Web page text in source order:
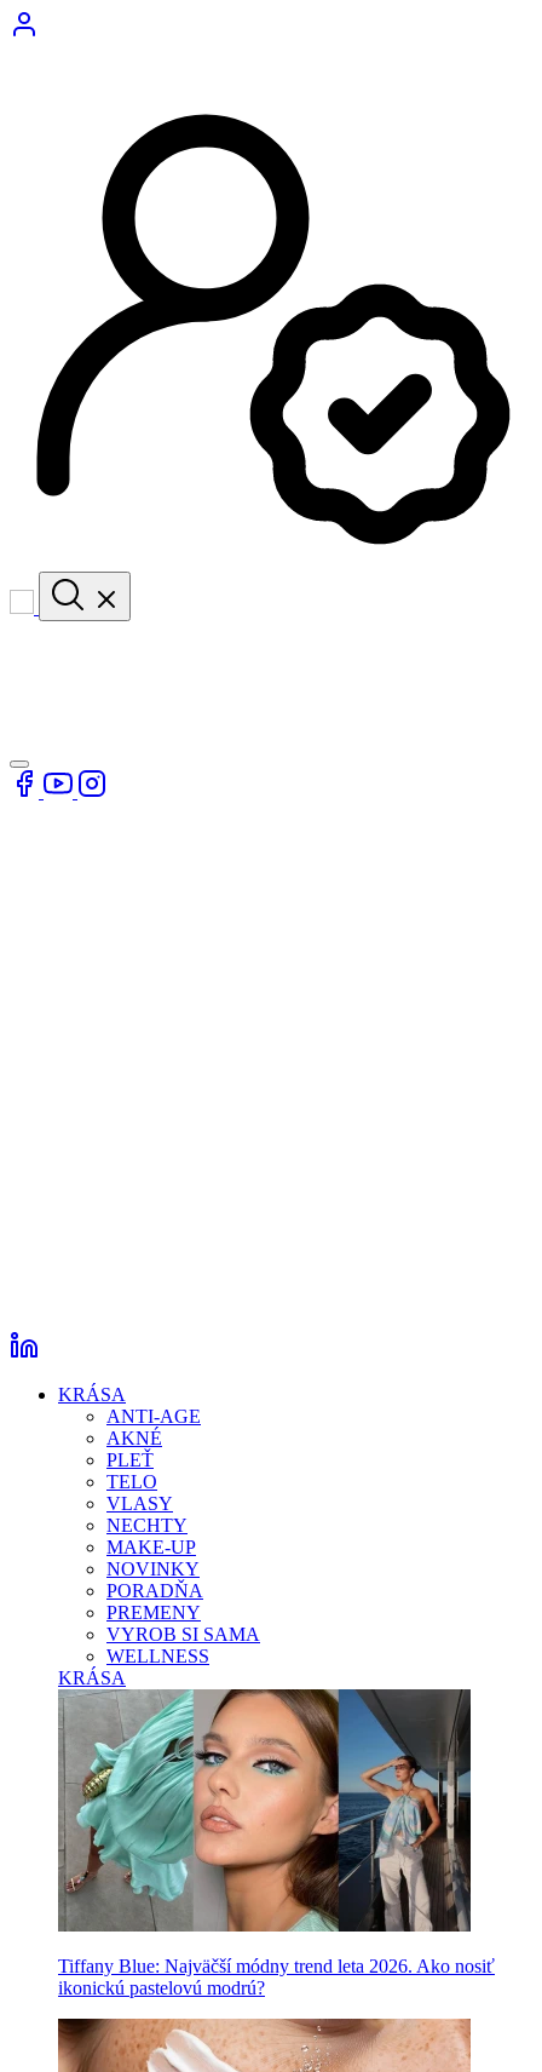
KRÁSA
ANTI-AGE
AKNÉ
PLEŤ
TELO
VLASY
NECHTY
MAKE-UP
NOVINKY
PORADŇA
PREMENY
VYROB SI SAMA
WELLNESS
KRÁSA
Tiffany Blue: Najväčší módny trend leta 2026. Ako nosiť
ikonickú pastelovú modrú?